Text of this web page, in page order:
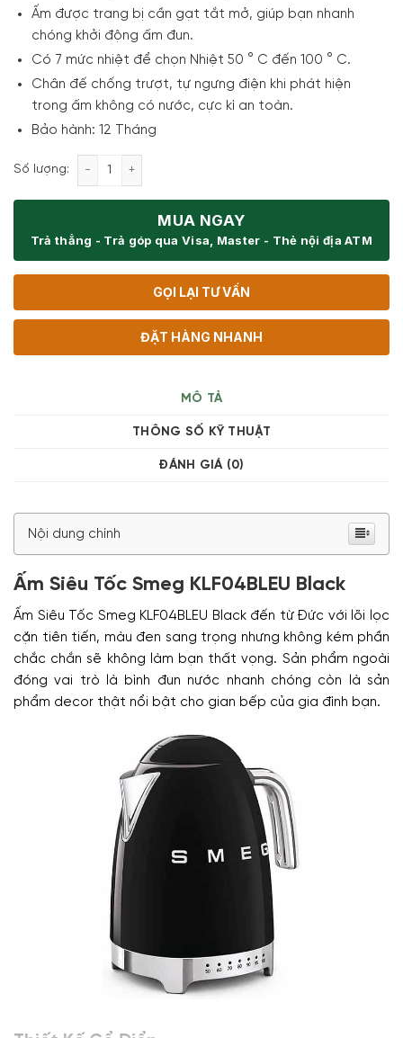
Ấm được trang bị cần gạt tắt mở, giúp bạn nhanh
chóng khởi động ấm đun.
Có 7 mức nhiệt để chọn Nhiệt 50 ° C đến 100 ° C.
Chân đế chống trượt, tự ngưng điện khi phát hiện
trong ấm không có nước, cực kì an toàn.
Bảo hành: 12 Tháng
Số lượng: Ấm Siêu Tốc Smeg KLF04BLEU Black số lượng
MUA NGAY
Trả thẳng - Trả góp qua Visa, Master - Thẻ nội địa ATM
GỌI LẠI TƯ VẤN
ĐẶT HÀNG NHANH
MÔ TẢ
THÔNG SỐ KỸ THUẬT
ĐÁNH GIÁ (0)
Nội dung chính
Ấm Siêu Tốc Smeg KLF04BLEU Black
Ấm Siêu Tốc Smeg KLF04BLEU Black đến từ Đức với lõi lọc
cặn tiên tiến, màu đen sang trọng nhưng không kém phần
chắc chắn sẽ không làm bạn thất vọng. Sản phẩm ngoài
đóng vai trò là bình đun nước nhanh chóng còn là sản
phẩm decor thật nổi bật cho gian bếp của gia đình bạn.